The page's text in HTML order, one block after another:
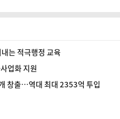
는 적극행정 교육
업화 지원
창출…역대 최대 2353억 투입